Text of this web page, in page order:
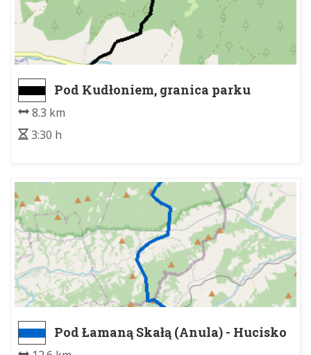
Pod Kudłoniem, granica parku
narodowego - Przeł. pod Kobylicą
8.3 km
3:30 h
Pod Łamaną Skałą (Anula) - Hucisko